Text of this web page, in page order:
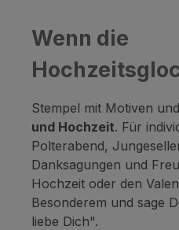
Wenn die
Stempel mit Motiven
und Hochzeit. Für
Polterabend,
Danksagungen und
Hochzeit oder den
Besonderem und sage
liebe Dich".